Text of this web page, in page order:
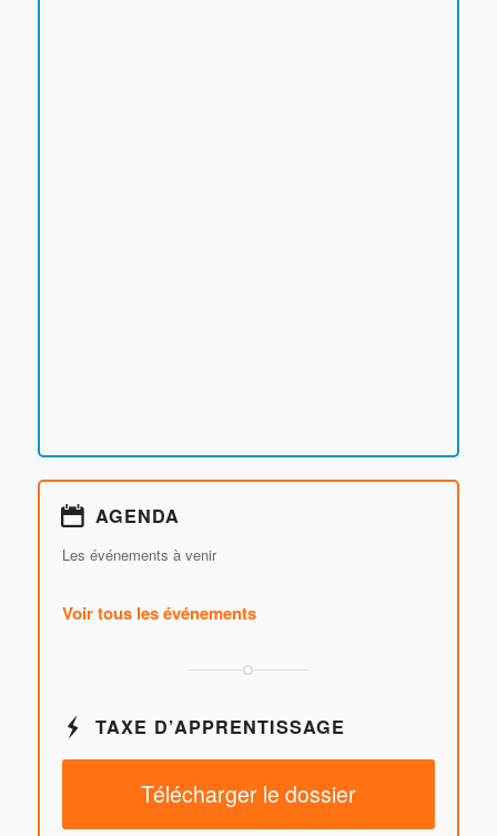
AGENDA
Les événements à venir
Voir tous les événements
TAXE D’APPRENTISSAGE
Télécharger le dossier